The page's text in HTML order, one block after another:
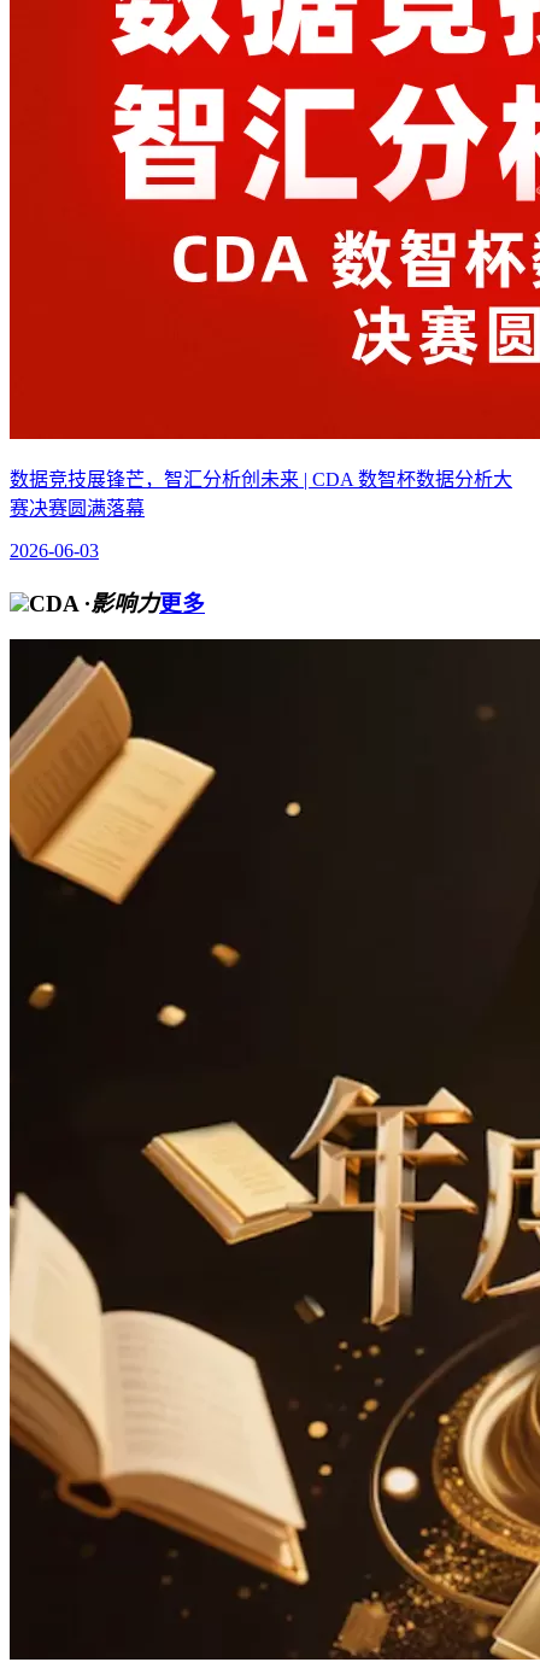
数据竞技展锋芒，智汇分析创未来 | CDA 数智杯数据分析大
赛决赛圆满落幕
2026-06-03
CDA ·影响力更多